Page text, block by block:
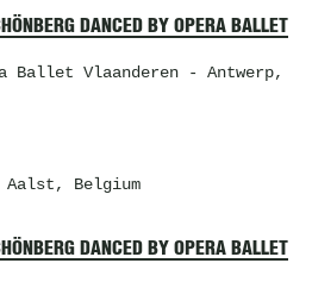
DANCED BY OPERA BALLET
Ballet Vlaanderen- Antwerp,
Belgium
DANCED BY OPERA BALLET